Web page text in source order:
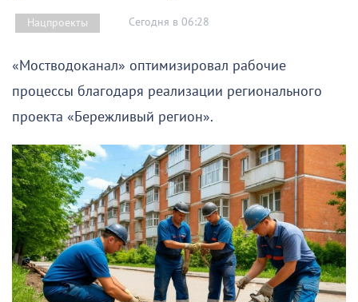
Нацпроекты Сегодня в 06:28
«Мостводоканал» оптимизировал рабочие
процессы благодаря реализации регионального
проекта «Бережливый регион».